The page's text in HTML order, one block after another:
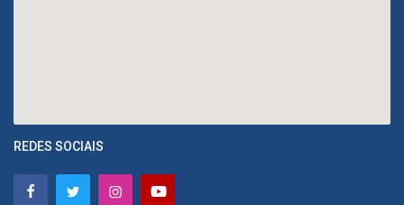
REDES SOCIAIS